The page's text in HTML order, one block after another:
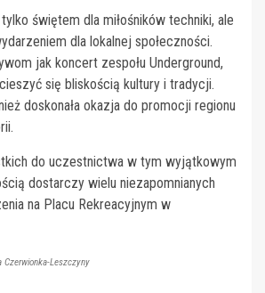
świętem dla miłośników techniki, ale
dla lokalnej społeczności.
jak koncert zespołu Underground,
się bliskością kultury i tradycji.
doskonała okazja do promocji regionu
do uczestnictwa w tym wyjątkowym
dostarczy wielu niezapomnianych
na Placu Rekreacyjnym w
Czerwionka-Leszczyny